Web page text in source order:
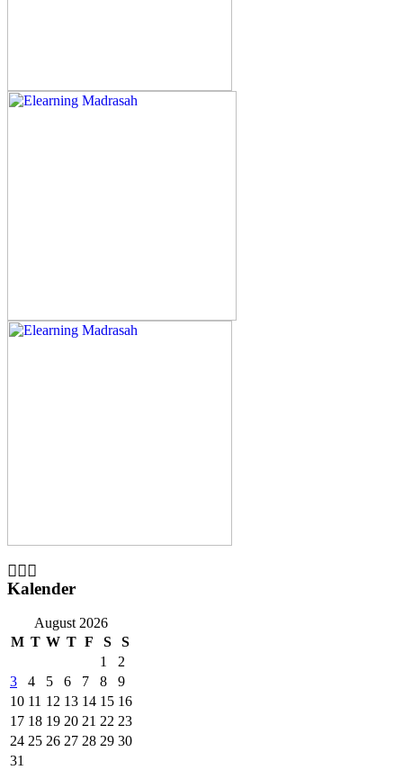
Kalender
August 2026
M T W T F S
S
1
2
3
4 5 6 7 8
9
10 11 12 13 14 15 16
17 18 19 20 21 22 23
24 25 26 27 28 29 30
31